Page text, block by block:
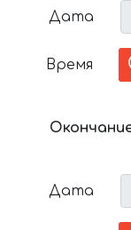
Дата
Время
Дата